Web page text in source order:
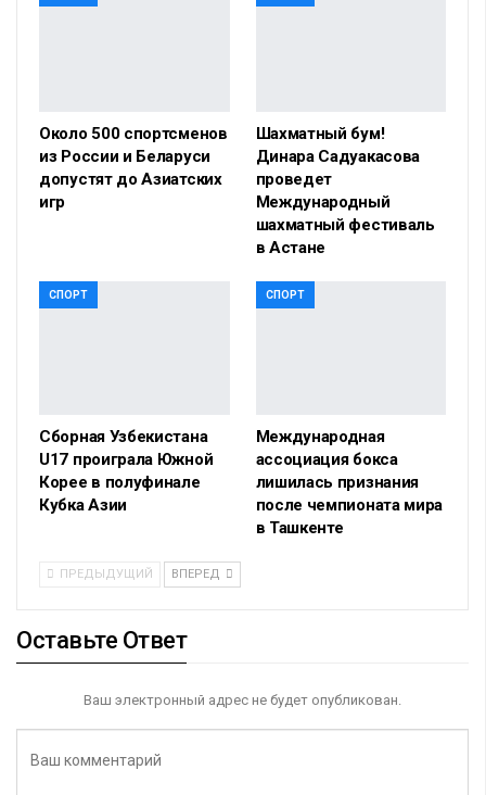
Около 500 спортсменов
из России и Беларуси
допустят до Азиатских
игр
Шахматный бум!
Динара Садуакасова
проведет
Международный
шахматный фестиваль
в Астане
СПОРТ
Сборная Узбекистана
U17 проиграла Южной
Корее в полуфинале
Кубка Азии
СПОРТ
Международная
ассоциация бокса
лишилась признания
после чемпионата мира
в Ташкенте
ПРЕДЫДУЩИЙ ВПЕРЕД
Оставьте Ответ
Ваш электронный адрес не будет опубликован.